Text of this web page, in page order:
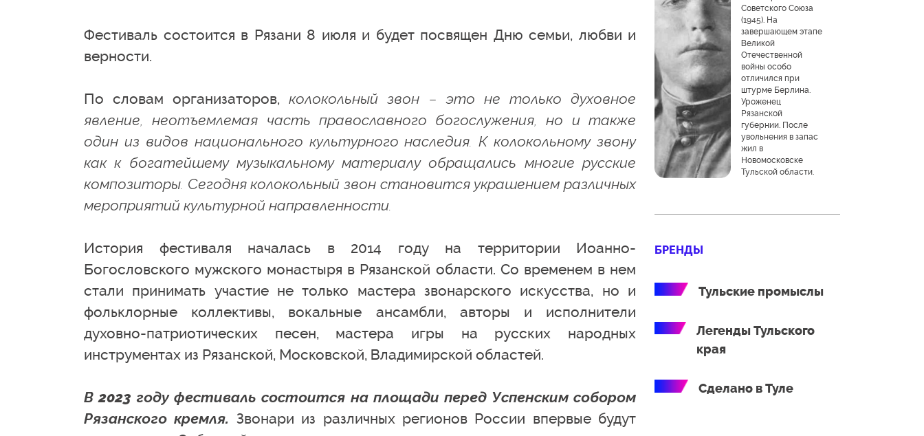
Фестиваль состоится в Рязани 8 июля и будет посвящен Дню семьи, любви и
верности.
По словам организаторов,колокольный звон – это не только духовное
явление, неотъемлемая часть православного богослужения, но и также
один из видов национального культурного наследия. К колокольному звону
как к богатейшему музыкальному материалу обращались многие русские
композиторы. Сегодня колокольный звон становится украшением различных
мероприятий культурной направленности.
История фестиваля началась в 2014 году на территории Иоанно-
Богословского мужского монастыря в Рязанской области. Со временем в нем
стали принимать участие не только мастера звонарского искусства, но и
фольклорные коллективы, вокальные ансамбли, авторы и исполнители
духовно-патриотических песен, мастера игры на русских народных
инструментах из Рязанской, Московской, Владимирской областей.
В 2023 году фестиваль состоится на площади перед Успенским собором
Рязанского кремля. Звонари из различных регионов России впервые будут
Советского Союза
(1945). На
завершающем этапе
Великой
Отечественной
войны особо
отличился при
штурме Берлина.
Уроженец
Рязанской
губернии. После
увольнения в запас
жил в
Новомосковске
Тульской области.
БРЕНДЫ
Тульские промыслы
Легенды Тульского
края
Сделано в Туле